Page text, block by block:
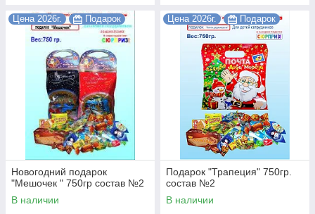
Цена 2026г. Подарок
Новогодний подарок
"Мешочек " 750гр состав №2
В наличии
Цена 2026г. Подарок
Подарок "Трапеция" 750гр.
состав №2
В наличии